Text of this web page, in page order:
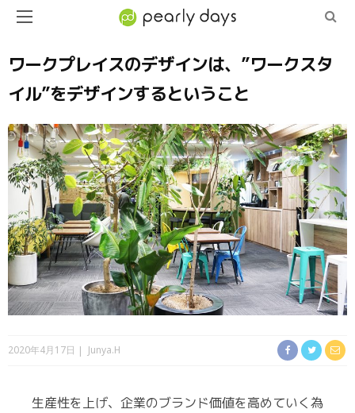
ワークプレイスのデザインは、”ワークスタ
イル”をデザインするということ
2020年4月17日 Junya.H
生産性を上げ、企業のブランド価値を高めていく為